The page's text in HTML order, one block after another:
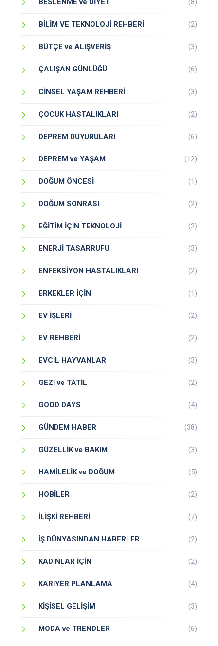
BESLENME ve DİYET (8)
BİLİM VE TEKNOLOJİ REHBERİ (2)
BÜTÇE ve ALIŞVERİŞ (3)
ÇALIŞAN GÜNLÜĞÜ (6)
CİNSEL YAŞAM REHBERİ (3)
ÇOCUK HASTALIKLARI (2)
DEPREM DUYURULARI (6)
DEPREM ve YAŞAM (12)
DOĞUM ÖNCESİ (1)
DOĞUM SONRASI (2)
EĞİTİM İÇİN TEKNOLOJİ (2)
ENERJİ TASARRUFU (3)
ENFEKSİYON HASTALIKLARI (2)
ERKEKLER İÇİN (1)
EV İŞLERİ (2)
EV REHBERİ (2)
EVCİL HAYVANLAR (3)
GEZİ ve TATİL (2)
GOOD DAYS (4)
GÜNDEM HABER (38)
GÜZELLİK ve BAKIM (3)
HAMİLELİK ve DOĞUM (5)
HOBİLER (2)
İLİŞKİ REHBERİ (7)
İŞ DÜNYASINDAN HABERLER (2)
KADINLAR İÇİN (2)
KARİYER PLANLAMA (4)
KİŞİSEL GELİŞİM (3)
MODA ve TRENDLER (6)